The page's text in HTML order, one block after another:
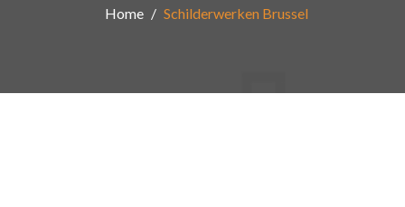
Home Schilderwerken Brussel